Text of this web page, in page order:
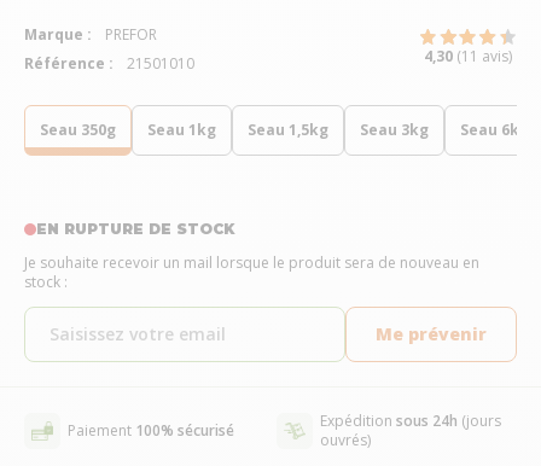
Seau 350g Seau 1kg Seau 1,5kg Seau 3kg Seau 6kg
EN RUPTURE DE STOCK
Je souhaite recevoir un mail lorsque le produit sera de nouveau en
stock :
Me prévenir
Paiement 100% sécurisé Expédition sous 24h (jours
ouvrés)
Marque :
PREFOR
Référence :
21501010 4,30 (11 avis)